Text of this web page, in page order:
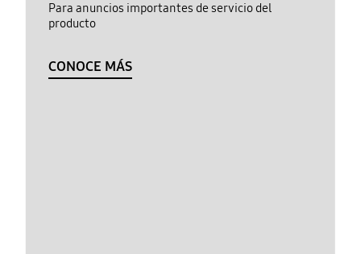
Para anuncios importantes de servicio del
producto
CONOCE MÁS